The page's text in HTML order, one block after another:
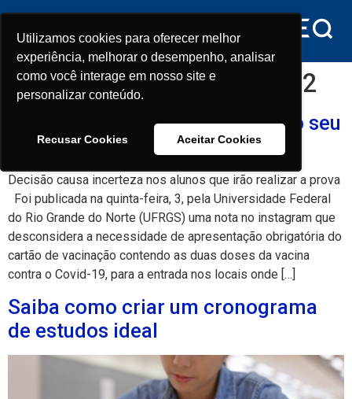
Utilizamos cookies para oferecer melhor
experiência, melhorar o desempenho, analisar
como você interage em nosso site e
personalizar conteúdo.
Recusar Cookies Aceitar Cookies
Utilizamos cookies para oferecer melhor
experiência, melhorar o desempenho, analisar
como você interage em nosso site e
personalizar conteúdo.
Recusar Cookies Aceitar Cookies
conteúdo
Dia:4 de fevereiro de 2022
UFRGS: comprovante vacinal no seu
vestibular 2022
Decisão causa incerteza nos alunos que irão realizar a prova
Foi publicada na quinta-feira, 3, pela Universidade Federal
do Rio Grande do Norte (UFRGS) uma nota no instagram que
desconsidera a necessidade de apresentação obrigatória do
cartão de vacinação contendo as duas doses da vacina
contra o Covid-19, para a entrada nos locais onde […]
Saiba como criar um cronograma
de estudos ideal